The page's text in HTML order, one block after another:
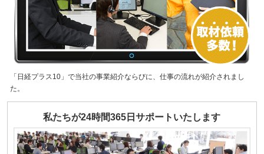
「日経プラス10」で当社の事業紹介ならびに、仕事の流れが紹介されまし
た。
私たちが24時間365日サポートいたします